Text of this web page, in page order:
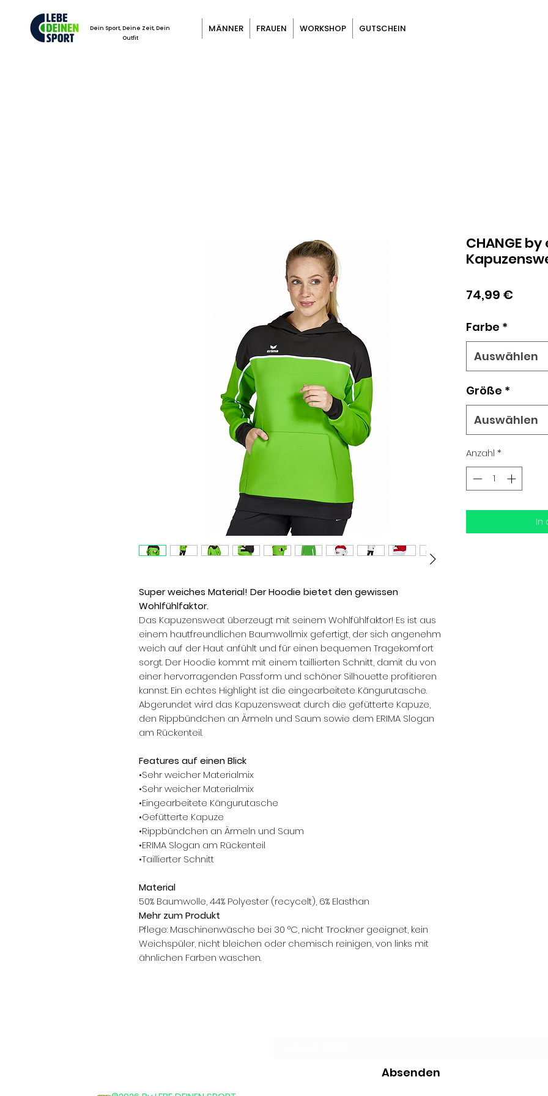
Dein Sport, Deine Zeit, Dein
Outfit
MÄNNER FRAUEN WORKSHOP GUTSCHEIN
Super weiches Material! Der Hoodie bietet den gewissen
Wohlfühlfaktor.
Das Kapuzensweat überzeugt mit seinem Wohlfühlfaktor! Es ist aus
einem hautfreundlichen Baumwollmix gefertigt, der sich angenehm
weich auf der Haut anfühlt und für einen bequemen Tragekomfort
sorgt. Der Hoodie kommt mit einem taillierten Schnitt, damit du von
einer hervorragenden Passform und schöner Silhouette profitieren
kannst. Ein echtes Highlight ist die eingearbeitete Kängurutasche.
Abgerundet wird das Kapuzensweat durch die gefütterte Kapuze,
den Rippbündchen an Ärmeln und Saum sowie dem ERIMA Slogan
am Rückenteil.
Features auf einen Blick
•Sehr weicher Materialmix
•Sehr weicher Materialmix
•Eingearbeitete Kängurutasche
•Gefütterte Kapuze
•Rippbündchen an Ärmeln und Saum
•ERIMA Slogan am Rückenteil
•Taillierter Schnitt
Material
50% Baumwolle, 44% Polyester (recycelt), 6% Elasthan
Mehr zum Produkt
Pflege: Maschinenwäsche bei 30 °C, nicht Trockner geeignet, kein
Weichspüler, nicht bleichen oder chemisch reinigen, von links mit
ähnlichen Farben waschen.
CHANGE
74,99 €Preis
Farbe *
Auswählen
Größe *
Auswählen
Anzahl *
In
Absenden